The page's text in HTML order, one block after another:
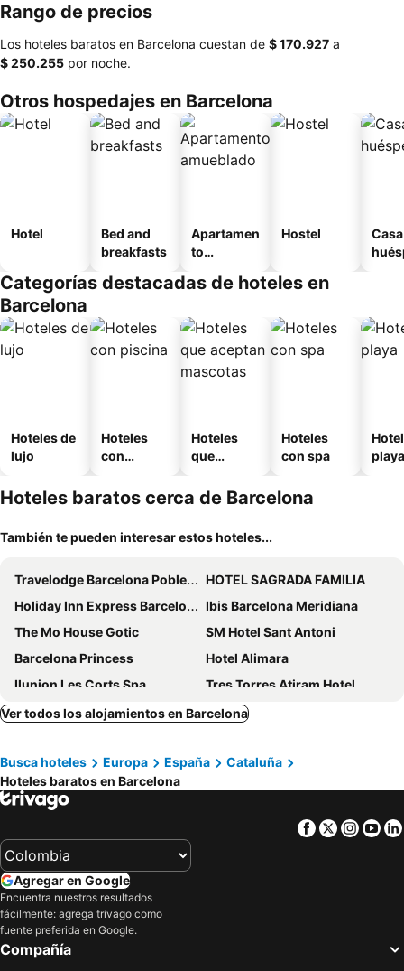
Rango de precios
Los hoteles baratos en Barcelona cuestan de ‎$ 170.927 a
‎$ 250.255 por noche.
Otros hospedajes en Barcelona
Hotel
Bed and
breakfasts
Apartamen
to
o
Hostel
Categorías destacadas de hoteles en
Barcelona
Hoteles de
lujo
Hoteles
con
Hoteles
que
mascotas
Hoteles
con spa
playa
Hoteles baratos cerca de Barcelona
También te pueden interesar estos hoteles...
Travelodge Barcelona Poblenou
HOTEL SAGRADA FAMILIA
Holiday Inn Express Barcelona - City 22@ By Ihg
Ibis Barcelona Meridiana
The Mo House Gotic
SM Hotel Sant Antoni
Barcelona Princess
Hotel Alimara
Ilunion Les Corts Spa
Tres Torres Atiram Hotel
Barcelo Sants
Ramblas Hotel
Sallés Hotel Pere IV
Hotel Cortes Rambla
BYPILLOW Mothern
Hotel SB Diagonal Zero
Hotel Balmoral
Hotel Continental Barcelona
Hotel Best Aranea
Catalonia Park Putxet
Eurostars Cristal Palace
Pensión San Ramón
Ver todos los alojamientos en Barcelona
Busca hoteles Europa España
Cataluña
Hoteles baratos en Barcelona
Facebook
Twitter
Agregar en Google
Encuentra nuestros resultados
fácilmente: agrega trivago como
fuente preferida en Google.
Compañía